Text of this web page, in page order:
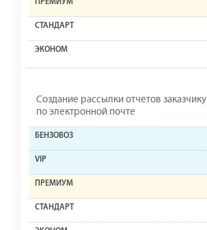
Создание рассылки отчетов заказчику
по электронной почте